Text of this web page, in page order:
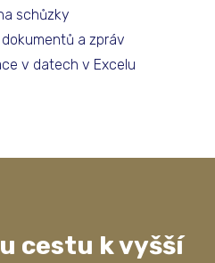
schůzky
a zpráv
v datech v Excelu
cestu k vyšší